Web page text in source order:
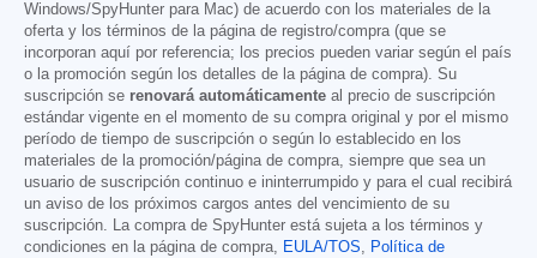
Windows/SpyHunter para Mac) de acuerdo con los materiales de la
oferta y los términos de la página de registro/compra (que se
incorporan aquí por referencia; los precios pueden variar según el país
o la promoción según los detalles de la página de compra). Su
suscripción se renovará automáticamente al precio de suscripción
estándar vigente en el momento de su compra original y por el mismo
período de tiempo de suscripción o según lo establecido en los
materiales de la promoción/página de compra, siempre que sea un
usuario de suscripción continuo e ininterrumpido y para el cual recibirá
un aviso de los próximos cargos antes del vencimiento de su
suscripción. La compra de SpyHunter está sujeta a los términos y
condiciones en la página de compra, EULA/TOS, Política de